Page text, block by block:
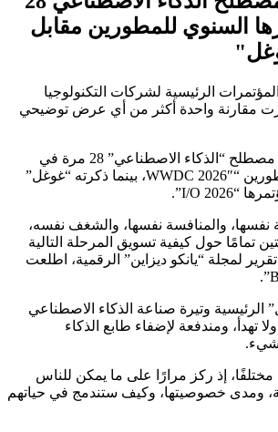
السنوي للمطورين مقابل
الرئيسية لشركات التكنولوجيا
برزت مقارنة واحدة أكثر من أي عرض توضيحي
فقد ذكرت شركة أبل مصطلح “الذكاء الاصطناعي” 28 مرة في
مؤتمرها السنوي للمطورين “WWDC 2026″، بينما ذكرته “غوغل”
نفسها، والمنافسة نفسها، والشغف نفسه،
تمامًا حول كيفية تسويق المرحلة التالية
لمجلة “يانكو ديزاين” الرقمية، اطلعت
وتيرة صناعة الذكاء الاصطناعي
تهدأ، ومندفعة لإضفاء طابع الذكاء
شيء.
إذ ركز مرارًا على ما يمكن للناس
ومدى خصوصيتها، وكيف ستندمج في حياتهم